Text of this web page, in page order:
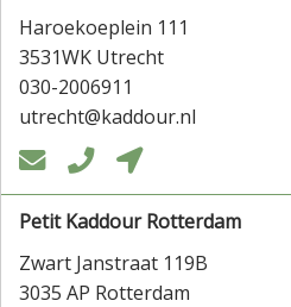
Haroekoeplein 111
3531WK Utrecht
030-2006911
utrecht@kaddour.nl
  
Petit Kaddour Rotterdam
Zwart Janstraat 119B
3035 AP Rotterdam